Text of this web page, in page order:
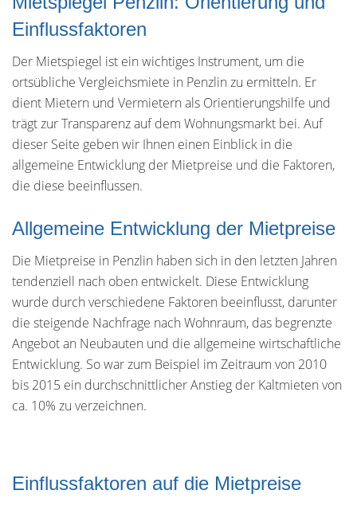
Einflussfaktoren
Der Mietspiegel ist ein wichtiges Instrument, um die
ortsübliche Vergleichsmiete in Penzlin zu ermitteln. Er
dient Mietern und Vermietern als Orientierungshilfe und
trägt zur Transparenz auf dem Wohnungsmarkt bei. Auf
dieser Seite geben wir Ihnen einen Einblick in die
allgemeine Entwicklung der Mietpreise und die Faktoren,
die diese beeinflussen.
Allgemeine Entwicklung der Mietpreise
Die Mietpreise in Penzlin haben sich in den letzten Jahren
tendenziell nach oben entwickelt. Diese Entwicklung
wurde durch verschiedene Faktoren beeinflusst, darunter
die steigende Nachfrage nach Wohnraum, das begrenzte
Angebot an Neubauten und die allgemeine wirtschaftliche
Entwicklung. So war zum Beispiel im Zeitraum von 2010
bis 2015 ein durchschnittlicher Anstieg der Kaltmieten von
ca. 10% zu verzeichnen.
Einflussfaktoren auf die Mietpreise